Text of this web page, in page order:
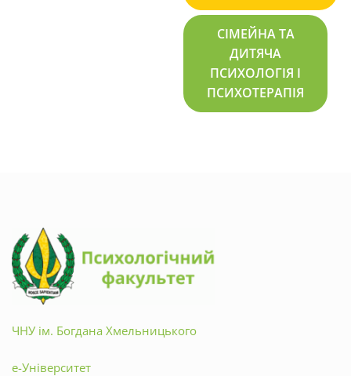
СІМЕЙНА ТА
ДИТЯЧА
ПСИХОЛОГІЯ І
ПСИХОТЕРАПІЯ
ЧНУ ім. Богдана Хмельницького
е-Університет